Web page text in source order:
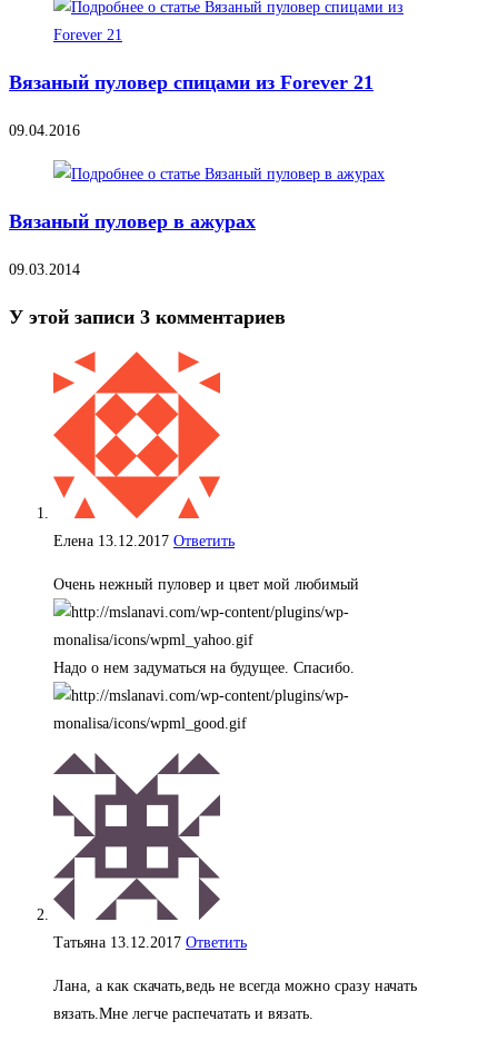
Вязаный пуловер спицами из Forever 21
09.04.2016
Вязаный пуловер в ажурах
09.03.2014
У этой записи 3 комментариев
Елена 13.12.2017 Ответить
Очень нежный пуловер и цвет мой любимый
Надо о нем задуматься на будущее. Спасибо.
Татьяна 13.12.2017 Ответить
Лана, а как скачать,ведь не всегда можно сразу начать
вязать.Мне легче распечатать и вязать.